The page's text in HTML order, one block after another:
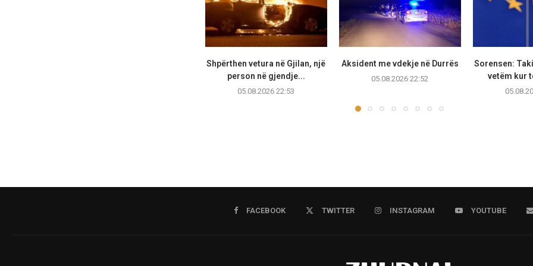
Shpërthen vetura në Gjilan, një
person në gjendje...
05.08.2026 22:53
Aksident me vdekje në Durrës
05.08.2026 22:52
Sorensen:
vetëm kur
FACEBOOK TWITTER INSTAGRAM YOUTUBE